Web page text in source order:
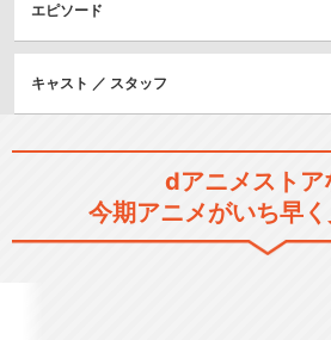
エピソード
キャスト ／ スタッフ
dアニメストア
今期アニメがいち早く